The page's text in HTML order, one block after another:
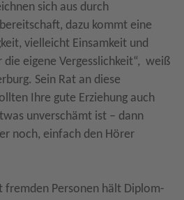
sich aus durch
dazu kommt eine
vielleicht Einsamkeit und
eigene Vergesslichkeit“, weiß
Sein Rat an diese
Ihre gute Erziehung auch
unverschämt ist – dann
noch, einfach den Hörer
fremden Personen hält Diplom-